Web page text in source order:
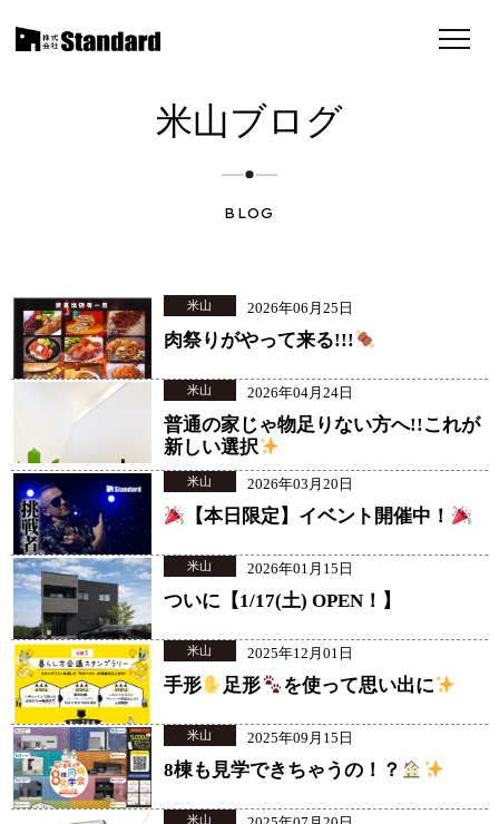
米山ブログ
BLOG
米山 2026年06月25日
肉祭りがやって来る!!!
米山 2026年04月24日
普通の家じゃ物足りない方へ!!これが
新しい選択
米山 2026年03月20日
【本日限定】イベント開催中！
米山 2026年01月15日
ついに【1/17(土) OPEN！】
米山 2025年12月01日
手形 足形 を使って思い出に
米山 2025年09月15日
8棟も見学できちゃうの！？
米山